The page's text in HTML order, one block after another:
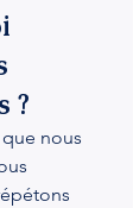
?
nous